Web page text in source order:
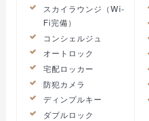
スカイラウンジ（Wi-
Fi完備）
コンシェルジュ
オートロック
宅配ロッカー
防犯カメラ
ディンプルキー
ダブルロック